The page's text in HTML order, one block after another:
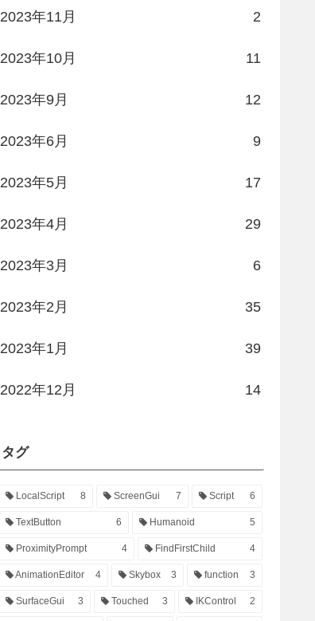
2023年11月 2
2023年10月 11
2023年9月 12
2023年6月 9
2023年5月 17
2023年4月 29
2023年3月 6
2023年2月 35
2023年1月 39
2022年12月 14
タグ
LocalScript 8 ScreenGui 7 Script 6
TextButton 6 Humanoid 5
ProximityPrompt 4 FindFirstChild 4
AnimationEditor 4 Skybox 3 function 3
SurfaceGui 3 Touched 3 IKControl 2